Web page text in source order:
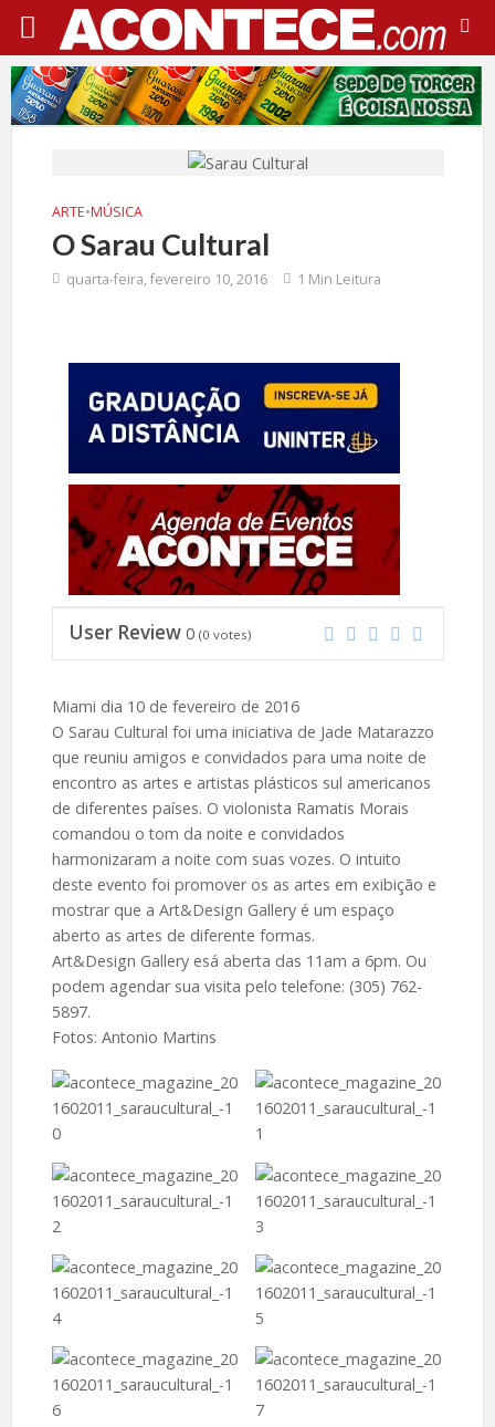
ARTE•MÚSICA
O Sarau Cultural
quarta-feira, fevereiro 10, 2016 1 Min Leitura
User Review 0 (0 votes)
Miami dia 10 de fevereiro de 2016
O Sarau Cultural foi uma iniciativa de Jade Matarazzo
que reuniu amigos e convidados para uma noite de
encontro as artes e artistas plásticos sul americanos
de diferentes países. O violonista Ramatis Morais
comandou o tom da noite e convidados
harmonizaram a noite com suas vozes. O intuito
deste evento foi promover os as artes em exibição e
mostrar que a Art&Design Gallery é um espaço
aberto as artes de diferente formas.
Art&Design Gallery esá aberta das 11am a 6pm. Ou
podem agendar sua visita pelo telefone: (305) 762-
5897.
Fotos: Antonio Martins